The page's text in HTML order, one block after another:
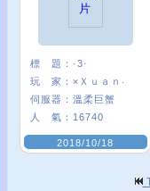
標 題： ·3·
玩 家： ×Ｘｕａｎ‧
伺服器： 溫柔巨蟹
人 氣： 16740
2018/10/18